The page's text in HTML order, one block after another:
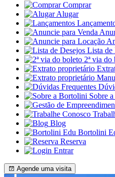
Comprar
Alugar
Lista de
2ª via do
Sobre
Blog
Bortolini
Reserva
Entrar
Agende uma visita